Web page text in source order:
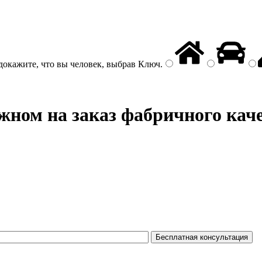
что вы человек, выбрав Ключ.
на заказ фабричного